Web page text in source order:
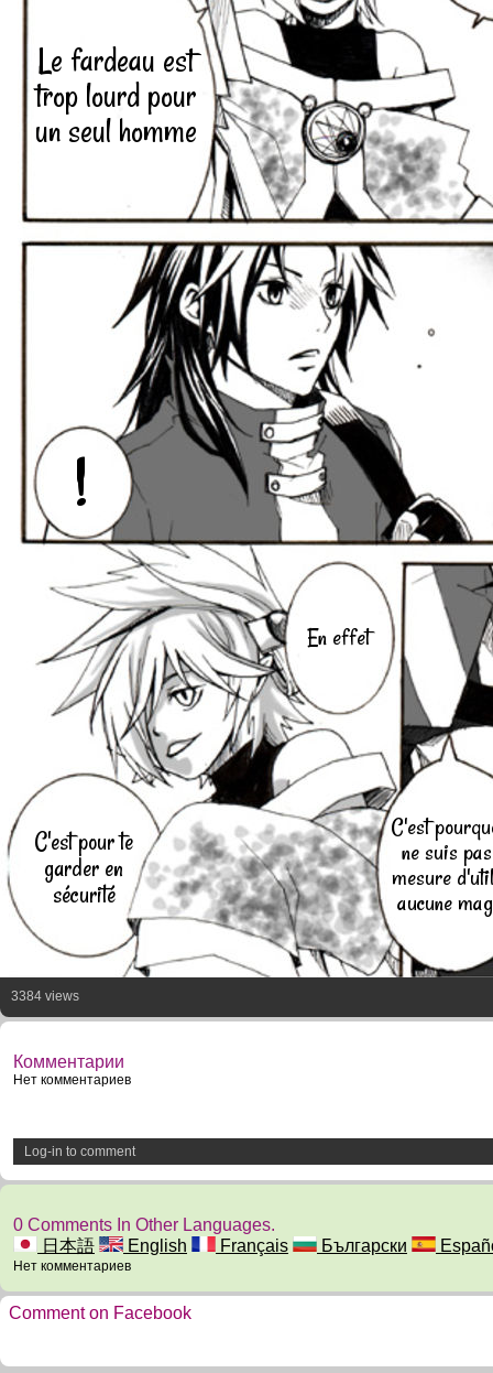
Le fardeau est
trop lourd pour
un seul homme
!
C'est
ne suis
mesure
aucune
En effet
C'est pour te
garder en
sécurité
3384 views
Комментарии
Нет комментариев
Log-in to comment
0 Comments In Other Languages.
日本語
English Français Български
Нет комментариев
Comment on Facebook